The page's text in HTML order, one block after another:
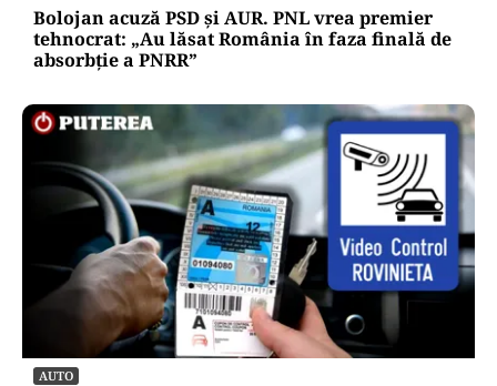
Bolojan acuză PSD și AUR. PNL vrea premier
tehnocrat: „Au lăsat România în faza finală de
absorbţie a PNRR”
AUTO